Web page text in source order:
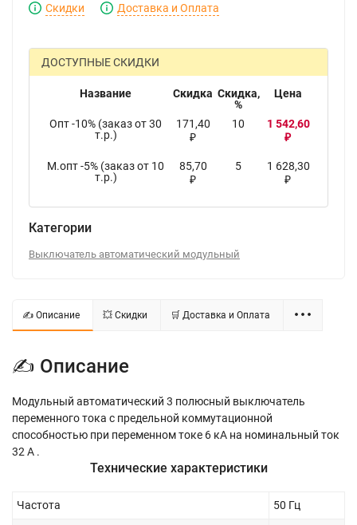
Скидки Доставка и Оплата
ДОСТУПНЫЕ СКИДКИ
Название Скидка Скидка,
%
Цена
Опт -10% (заказ от 30
т.р.)
171,40
₽
10 1 542,60
₽
М.опт -5% (заказ от 10
т.р.)
85,70
₽
5 1 628,30
₽
Категории
Выключатель автоматический модульный
✍ Описание 💥 Скидки 🛒 Доставка и Оплата
✍ Описание
Модульный автоматический 3 полюсный выключатель
переменного тока с предельной коммутационной
способностью при переменном токе 6 кА на номинальный ток
32 А .
Технические характеристики
Частота 50 Гц